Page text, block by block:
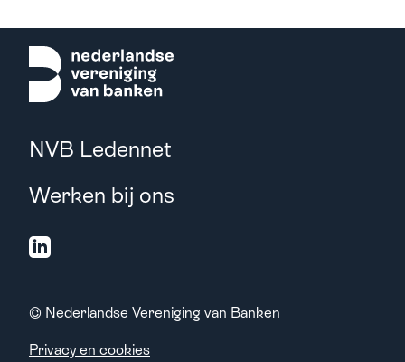
NVB Ledennet
Werken bij ons
© Nederlandse Vereniging van Banken
Privacy en cookies